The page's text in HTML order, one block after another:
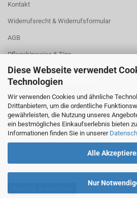
Diese Webseite verwendet
Technologien
Wir verwenden Cookies und ähnliche
Drittanbietern, um die ordentliche
gewährleisten, die Nutzung unseres
ein bestmögliches Einkaufserlebnis bieten
Informationen finden Sie in unserer
Alle
Nur
Kontakt
Widerrufsrecht & Widerrufsformular
AGB
Pflegehinweise & Tips
Versand- & Zahlungsbedingungen
Privatsphäre und Datenschutz
Cookie Einstellungen